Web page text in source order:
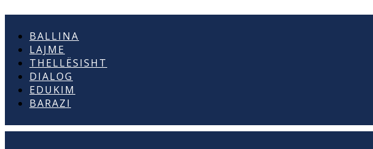
BALLINA
LAJME
THELLËSISHT
DIALOG
EDUKIM
BARAZI